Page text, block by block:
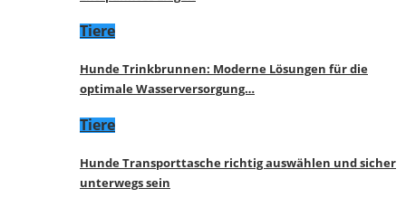
Tiere
Hunde Trinkbrunnen: Moderne Lösungen für die
optimale Wasserversorgung…
Tiere
Hunde Transporttasche richtig auswählen und sicher
unterwegs sein